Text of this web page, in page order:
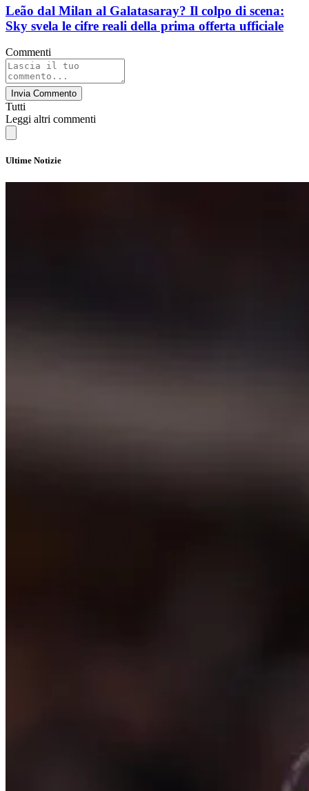
Leão dal Milan al Galatasaray? Il colpo di scena:
Sky svela le cifre reali della prima offerta ufficiale
Commenti
Invia Commento
Tutti
Leggi altri commenti
Ultime Notizie